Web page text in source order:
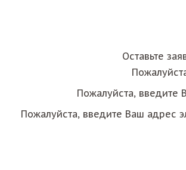
Оставьте
Пожалуйста, введите
Пожалуйста, введите Ваш адрес